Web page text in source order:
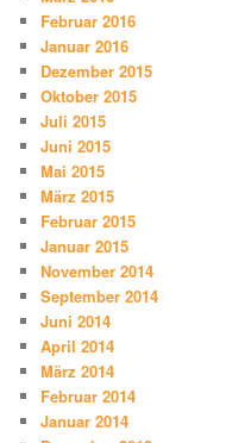
Februar 2016
Januar 2016
Dezember 2015
Oktober 2015
Juli 2015
Juni 2015
Mai 2015
März 2015
Februar 2015
Januar 2015
November 2014
September 2014
Juni 2014
April 2014
März 2014
Februar 2014
Januar 2014